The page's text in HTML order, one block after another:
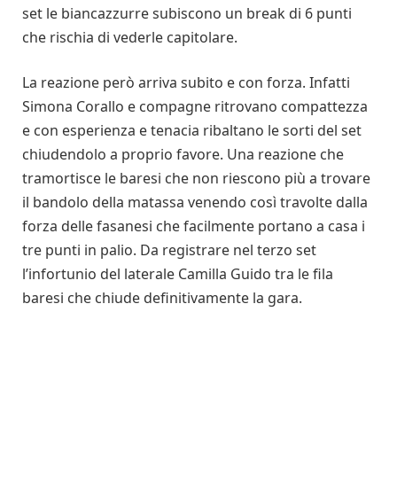
set le biancazzurre subiscono un break di 6 punti
che rischia di vederle capitolare.
La reazione però arriva subito e con forza. Infatti
Simona Corallo e compagne ritrovano compattezza
e con esperienza e tenacia ribaltano le sorti del set
chiudendolo a proprio favore. Una reazione che
tramortisce le baresi che non riescono più a trovare
il bandolo della matassa venendo così travolte dalla
forza delle fasanesi che facilmente portano a casa i
tre punti in palio. Da registrare nel terzo set
l’infortunio del laterale Camilla Guido tra le fila
baresi che chiude definitivamente la gara.